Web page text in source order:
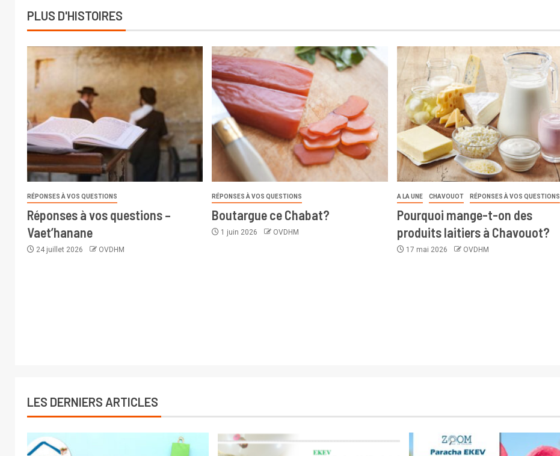
PLUS D'HISTOIRES
RÉPONSES À VOS QUESTIONS
Réponses à vos questions –
Vaet’hanane
24 juillet 2026 OVDHM
RÉPONSES À VOS QUESTIONS
Boutargue ce Chabat?
1 juin 2026 OVDHM
A LA UNE CHAVOUOT RÉPONSES À VOS QUESTIONS
Pourquoi mange-t-on des
produits laitiers à Chavouot?
17 mai 2026 OVDHM
LES DERNIERS ARTICLES